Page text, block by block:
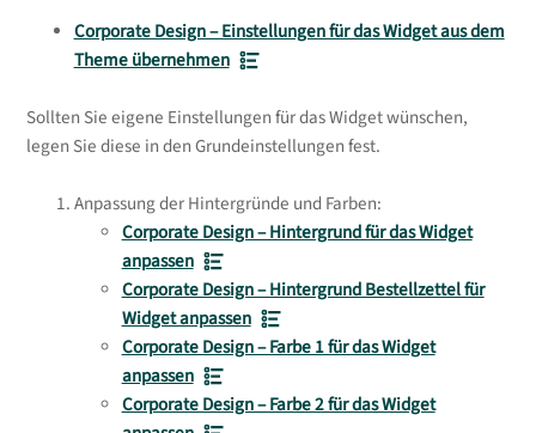
Corporate Design – Einstellungen für das Widget aus dem
Theme übernehmen
Sollten Sie eigene Einstellungen für das Widget wünschen,
legen Sie diese in den Grundeinstellungen fest.
Anpassung der Hintergründe und Farben:
Corporate Design – Hintergrund für das Widget
anpassen
Corporate Design – Hintergrund Bestellzettel für
Widget anpassen
Corporate Design – Farbe 1 für das Widget
anpassen
Corporate Design – Farbe 2 für das Widget